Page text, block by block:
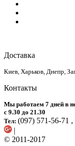
Доставка
Киев, Харьков, Днепр,
Контакты
Мы работаем 7 дней в
с 9.30 до 21.30
Тел: (097) 571-56-71 ,
|
© 2011-2017